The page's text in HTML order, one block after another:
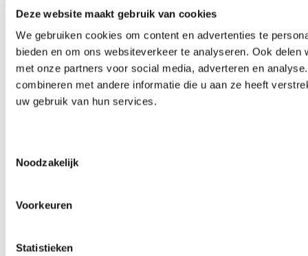
Deze website maakt gebruik van cookies
We gebruiken cookies om content en advertenties te
bieden en om ons websiteverkeer te analyseren. Ook
met onze partners voor social media, adverteren en
combineren met andere informatie die u aan ze heeft
uw gebruik van hun services.
Noodzakelijk
Voorkeuren
Statistieken